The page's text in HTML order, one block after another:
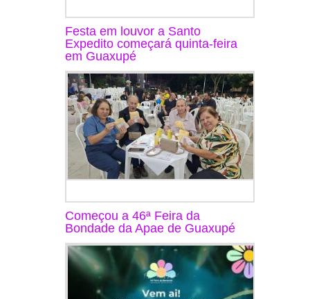
Festa em louvor a Santo
Expedito começará quinta-feira
em Guaxupé
Começou a 46ª Feira da
Bondade da Apae de Guaxupé